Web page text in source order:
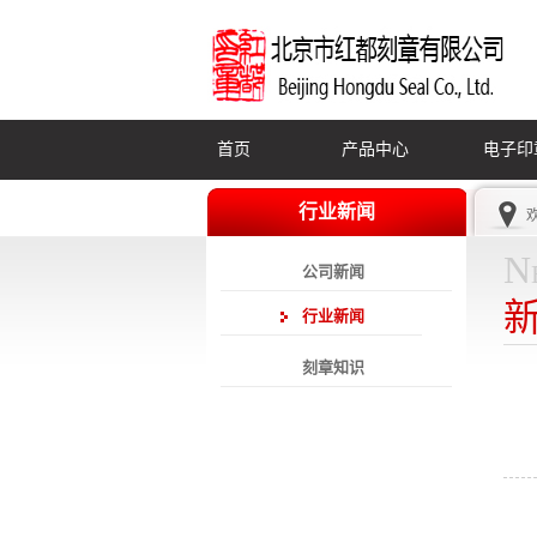
首页 产品中心 电子印
行业新闻
公司新闻
行业新闻
刻章知识